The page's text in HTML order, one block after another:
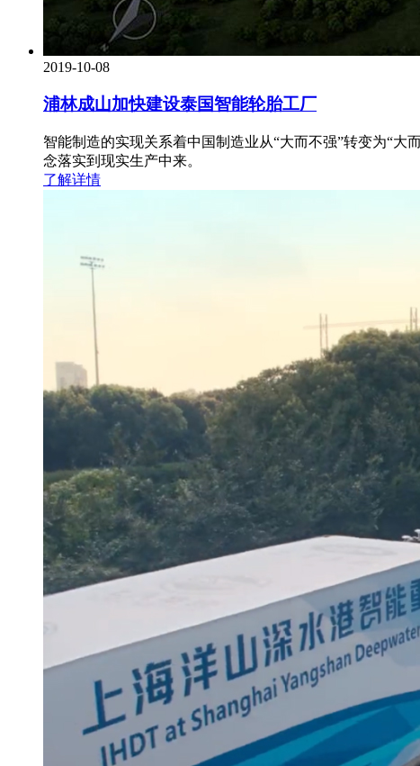
2019-10-08
浦林成山加快建设泰国智能轮胎工厂
智能制造的实现关系着中国制造业从“大而不强”转变为“大
念落实到现实生产中来。
了解详情